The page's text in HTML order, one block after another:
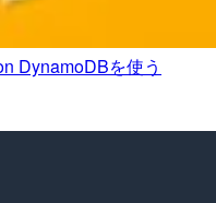
DynamoDBを使う